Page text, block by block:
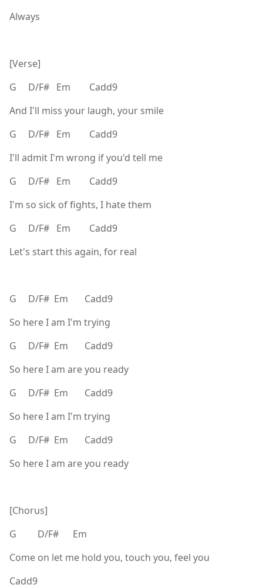
Always
[Verse]
G D/F# Em Cadd9
And I'll miss your laugh, your smile
G D/F# Em Cadd9
I'll admit I'm wrong if you'd tell me
G D/F# Em Cadd9
I'm so sick of fights, I hate them
G D/F# Em Cadd9
Let's start this again, for real
G D/F# Em Cadd9
So here I am I'm trying
G D/F# Em Cadd9
So here I am are you ready
G D/F# Em Cadd9
So here I am I'm trying
G D/F# Em Cadd9
So here I am are you ready
[Chorus]
G D/F# Em
Come on let me hold you, touch you, feel you
Cadd9